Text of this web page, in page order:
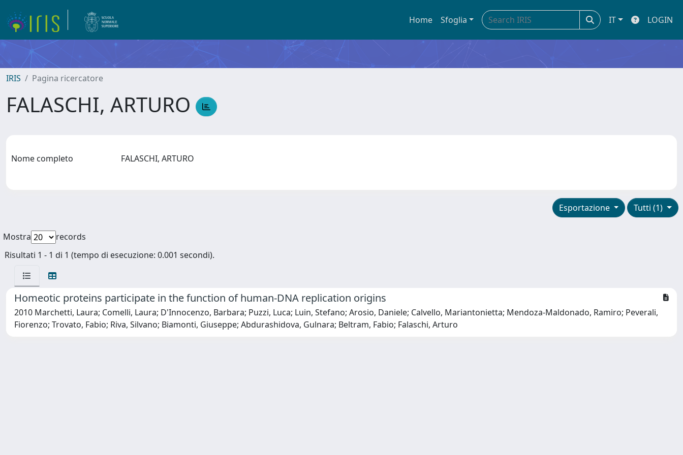
Home Sfoglia IT LOGIN
IRIS Pagina ricercatore
FALASCHI, ARTURO
Nome completo FALASCHI, ARTURO
Tutti (1)
Esportazione
Mostra
records
Risultati 1 - 1 di 1 (tempo di esecuzione: 0.001 secondi).
Homeotic proteins participate in the function of human-DNA replication origins
2010 Marchetti, Laura; Comelli, Laura; D'Innocenzo, Barbara; Puzzi, Luca; Luin, Stefano; Arosio, Daniele; Calvello, Mariantonietta; Mendoza-Maldonado, Ramiro; Peverali,
Fiorenzo; Trovato, Fabio; Riva, Silvano; Biamonti, Giuseppe; Abdurashidova, Gulnara; Beltram, Fabio; Falaschi, Arturo